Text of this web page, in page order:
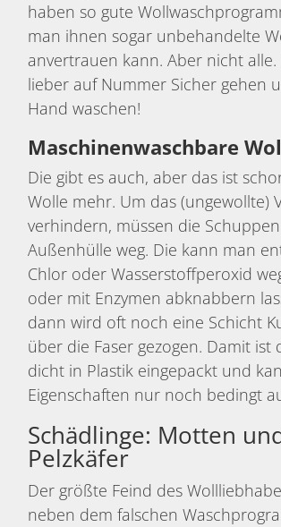
haben so gute
man ihnen sogar unbehandelte
anvertrauen kann. Aber nicht alle.
lieber auf Nummer Sicher gehen
Hand waschen!
Maschinenwaschbare
Die gibt es auch, aber das ist
Wolle mehr. Um das (ungewollte)
verhindern, müssen die
Außenhülle weg. Die kann man
Chlor oder Wasserstoffperoxid
oder mit Enzymen abknabbern
dann wird oft noch eine Schicht
über die Faser gezogen. Damit ist
dicht in Plastik eingepackt und
Eigenschaften nur noch bedingt
Schädlinge: Motten
Pelzkäfer
Der größte Feind des
neben dem falschen